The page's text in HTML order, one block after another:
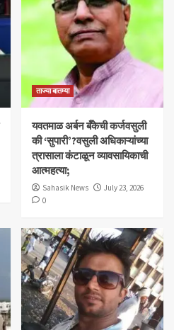
ताज्या बातम्या
​यवतमाळ अर्बन बँकेची कर्जवसुली
की ‘सुपारी’?वसुली अधिकाऱ्यांच्या
त्रासाला कंटाळून व्यावसायिकाची
आत्महत्या;
Sahasik News
July 23, 2026
0